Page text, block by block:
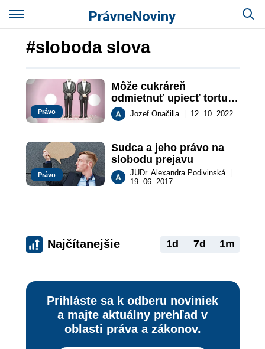
#sloboda slova
Právo
Môže cukráreň
odmietnuť upiecť tortu
pre homosexuálny pár?
Jozef Onačilla 12. 10. 2022
Právo
Sudca a jeho právo na
slobodu prejavu
JUDr. Alexandra Podivinská
19. 06. 2017
Najčítanejšie 1d 7d 1m
Prihláste sa k odberu noviniek
a majte aktuálny prehľad v
oblasti práva a zákonov.